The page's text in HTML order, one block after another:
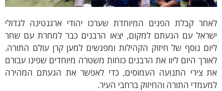
קבלת הפנים המיוחדת שערכו יהודי ארגנטינה לגדולי
עם הגעתם למקום, יצאו הרבנים כבר למחרת עם שחר
נוסף של חיזוק הקהילות ומפגשים למען קרן עולם התורה.
היום ליוו את הרבנים כוחות משטרה מיוחדים שפינו עבורם
צירי התנועה העמוסים, כדי לאפשר את הגעתם המהירה
התורה והחיזוק ברחבי העיר.